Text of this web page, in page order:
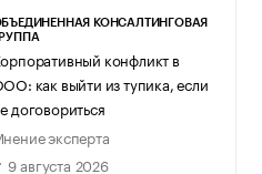
КОНСАЛТИНГОВАЯ
конфликт в
как выйти из тупика, если
договориться
эксперта
9 августа 2026